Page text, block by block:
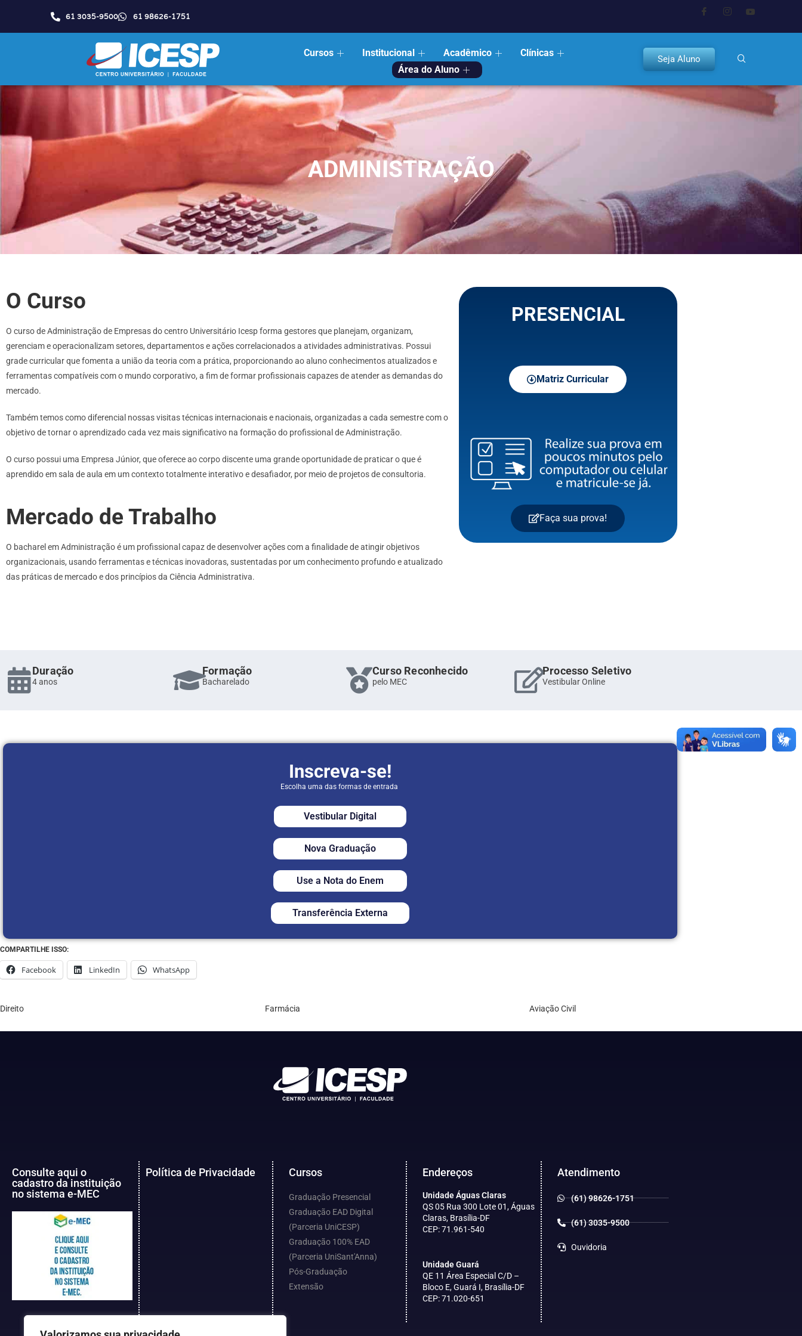
61 3035-9500 61 98626-1751
Cursos Institucional Acadêmico
Clínicas
Área do Aluno
Seja Aluno
ADMINISTRAÇÃO
O Curso
O curso de Administração de Empresas do centro Universitário Icesp forma gestores que planejam, organizam,
gerenciam e operacionalizam setores, departamentos e ações correlacionados a atividades administrativas. Possui
grade curricular que fomenta a união da teoria com a prática, proporcionando ao aluno conhecimentos atualizados e
ferramentas compatíveis com o mundo corporativo, a fim de formar profissionais capazes de atender as demandas do
mercado.
Também temos como diferencial nossas visitas técnicas internacionais e nacionais, organizadas a cada semestre com o
objetivo de tornar o aprendizado cada vez mais significativo na formação do profissional de Administração.
O curso possui uma Empresa Júnior, que oferece ao corpo discente uma grande oportunidade de praticar o que é
aprendido em sala de aula em um contexto totalmente interativo e desafiador, por meio de projetos de consultoria.
Mercado de Trabalho
O bacharel em Administração é um profissional capaz de desenvolver ações com a finalidade de atingir objetivos
organizacionais, usando ferramentas e técnicas inovadoras, sustentadas por um conhecimento profundo e atualizado
das práticas de mercado e dos princípios da Ciência Administrativa.
PRESENCIAL
Matriz Curricular
Faça sua prova!
Duração
4 anos
Formação
Bacharelado
Curso Reconhecido
pelo MEC
Processo Seletivo
Vestibular Online
Inscreva-se!
Escolha uma das formas de entrada
Vestibular Digital
Nova Graduação
Use a Nota do Enem
Transferência Externa
COMPARTILHE ISSO:
Facebook LinkedIn WhatsApp
Direito Farmácia Aviação Civil
Consulte aqui o
cadastro da instituição
no sistema e-MEC
Política de Privacidade Cursos
Graduação Presencial
Graduação EAD Digital
(Parceria UniCESP)
Graduação 100% EAD
(Parceria UniSant'Anna)
Pós-Graduação
Extensão
Endereços
Unidade Águas Claras
QS 05 Rua 300 Lote 01, Águas
Claras, Brasília-DF
CEP: 71.961-540
Unidade Guará
QE 11 Área Especial C/D –
Bloco E, Guará I, Brasília-DF
CEP: 71.020-651
Atendimento
(61) 98626-1751
(61) 3035-9500
Ouvidoria